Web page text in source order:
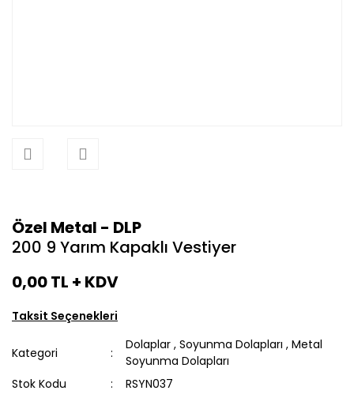
Özel Metal - DLP
200 9 Yarım Kapaklı Vestiyer
0,00 TL + KDV
Taksit Seçenekleri
Kategori
Dolaplar ,Soyunma Dolapları ,Metal
Soyunma Dolapları
Stok Kodu
RSYN037